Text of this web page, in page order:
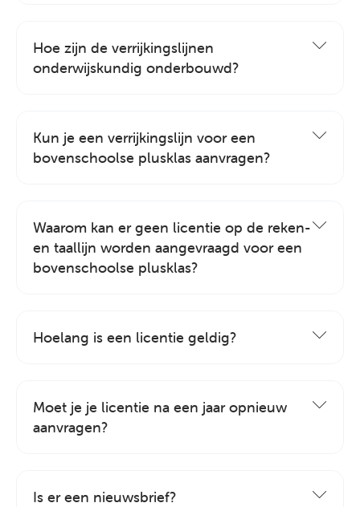
Hoe zijn de verrijkingslijnen
onderwijskundig onderbouwd?
Kun je een verrijkingslijn voor een
bovenschoolse plusklas aanvragen?
Waarom kan er geen licentie op de reken-
en taallijn worden aangevraagd voor een
bovenschoolse plusklas?
Hoelang is een licentie geldig?
Moet je je licentie na een jaar opnieuw
aanvragen?
Is er een nieuwsbrief?